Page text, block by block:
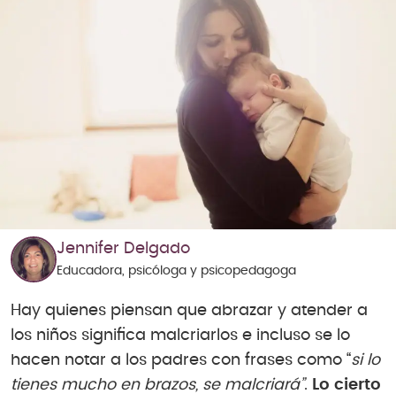
Jennifer Delgado
Educadora, psicóloga y psicopedagoga
Hay quienes piensan que abrazar y atender a
los niños significa malcriarlos e incluso se lo
hacen notar a los padres con frases como “si lo
tienes mucho en brazos, se malcriará”. Lo cierto